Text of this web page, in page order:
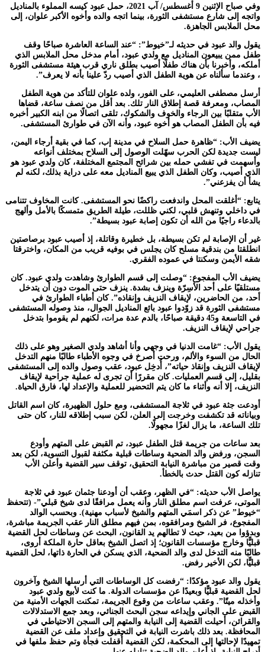
وفي صباح الإثنين 9 أغسطس/ آب 2021، حمل عبود كيسه المملوء بالمناديل
واتجه إلى شارع مستشفى الثورة، بينما اتجه والده وأخوه الأكبر علوان، إلى
محل الملابس الجاهزة.
يقول والد عبود في حديثه لـ”خيوط”: “عند الساعة العاشرة صباحًا وقف
طفل ممن يبيعون المناديل مع ولدي عبود، أمام مدخل محل الملابس الذي
أملكه، وأخبرنا بأن هناك طفلًا أصيب بطلق ناري قرب هيئة مستشفى الثورة
، وعندما سألناه عن هوية الطفل الذي أصيب ردّ علينا بأنه لا يعرف”.
أرسل مصطفى العليمي، على الفور، ولده علوان للتأكد من هوية الطفل
المصاب، ومعرفة قصة إطلاق النار تلك. بعد أقل من نصف ساعة، قضاها
الأب متقلبًا بين الرجاء والخوف والشكوك، تلقى اتصالًا من ابنه الكبير أخبره
فيه بأن الطفل المصاب هو أخوه عبود، وأنه الآن في طوارئ المستشفى.
يضيف الأب: “ظاهرة حمل السلاح في مدينة إب، كما في بقية أرجاء اليمن،
ليست جديدة لكن الحرب سهّلت الوصول إلى السلاح بمختلف أنواعه
وأسهمت في تفشي حمله بين شرائح المجتمع المختلفة، كان ولدي عبود هو
الذي أصيب، وكان الطفل الذي يبيع المناديل معه على دراية بذلك، لكنه لم
يشأ أن يفزعني”.
يتابع: “أغلقت المحل واندفعت راكضًا نحو المستشفى. كانت المخاوف تتنامى
في داخلي وتنهش قلبي، لكني ظللت، طيلة الطريق متمسكًا بالأمل وألهج
بالدعاء راجيًا من الله أن تكون إصابة عبود بسيطة”.
غير أن الإصابة لم تكن بسيطة، بل خطيرة وقاتلة، إذ أصيب عبود برصاصتين
انطلقتا من بندقية مسلح كان يجلس في بوفيه قريب من المكان، واخترقتا
شقه الأيمن وسكنتا في عموده الفقري.
يضيف الأب المفجوع: “وصلت إلى قسم الطوارئ وشاهدت ولدي عبود. كان
مستلقيًا على أحد الأسِرّة وينزف بشدة. ينزف حتى الموت دون أن يتدخل
أحد، من الحاضرين، لإيقاف النزيف وإنقاذه”. كان أطباء الطوارئ في
مستشفى الثورة قد زوّدوا عبود بائع المناديل الجوال، منذ وصوله المستشفى
في التاسعة و45 دقيقة صباحًا، بالدم عدة مرات، لكنهم لم يقوموا بتدخل
جراحي لإيقاف النزيف.
يقول الأب: “غامت الدنيا في وجهي وأنا أشاهد ولدي الصغير وهو على ذلك
الحال من السوء والألم، ورحت أصرخ في وجوه الأطباء طالبًا منهم التدخل
لإيقاف النزيف وإنقاذ حياته”، أُدخِل عبود، عقب وصول والده إلى المستشفى
بقليل، إلى قسم العمليات. كان مقررًا أن تجرى له عملية جراحية لإيقاف
النزيف، إلا أنه وأثناء ما كان يتم التحضير للعملية والإعداد لها، فارق الحياة.
أودعت جثة عبود في ثلاجة المستشفى، ومع حلول الظهيرة، كان اسم القاتل
وبياناته قد تكشفت وخرجت إلى العلن، لكن سبب إطلاقه للنار، كان حتى
تلك الساعة، ما يزال لغزًا مجهولًا.
بعد ساعات من جريمة قتل الطفل عبود، تم القبض على المتهم وأودع
السجن، ورفض والد الضحية وساطات قبلية مكثفة لقبول التسوية، لكن بعد
وقت قصير من مباشرة النيابة التحقيق، توقف سير القضية وأعلن الأب
تنازله كون القتل حدث بالخطأ.
يواصل الأب حديثه: “في الظهر، وعقب أن أودعنا جثمان عبود في ثلاجة
الموتى، عرفت اسم مطلق النار وأنه يعمل مرافقًا لدى شيخ قبلي”- (تتحفظ
“خيوط” عن ذكر اسمَي المتهم والشيخ لأسباب مهنية). وبحسب الوالد
المفجوع، فر الشيخ ومرافقوه، بمن فيهم مطلق النار عقب الجريمة مباشرة،
وبدؤوا من بعيد، حيث لا تطالهم يد القانون، البحث عن وساطات لحل القضية
قبليًّا وخارج مؤسسات القانون؛ إذ اتصل الشيخ بعاقل حارة الملكة أروى،
طالبًا منه التدخل لدى والد الضحية، الذي يسكن في الحارة ذاتها، لحل القضية
قبليًّا، لكن الأخير رفض.
يقول والد عبود مؤكدًا: “رفضت كل الوساطات التي أرسلها الشيخ وآخرون
لحل القضية قبليًّا وبعيدًا عن مؤسسات الدولة. ما كنت لأبيع ولدي عبود
وأخذله ميتًا”. وعقب ساعات من وقوع الجريمة، تمكنت الجهات الأمنية من
القبض على الجاني وإيداعه سجن البحث الجنائي، وبعد جمع الاستدلالات
والقرائن، أحيلت القضية إلى النيابة والمتهم إلى السجن الاحتياطي في
المحافظة. بعد ذلك باشرت النيابة في التحقيق وإعداد ملف عن القضية
تمهيدًا لإحالتها إلى المحكمة، لكن القضية أُقفلت فجأة وتم حفظ ملفها في